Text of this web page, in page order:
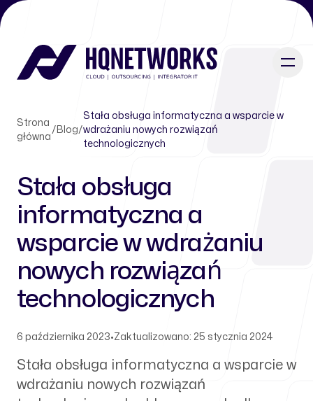
Strona
główna
/ Blog/
Stała obsługa informatyczna a wsparcie w
wdrażaniu nowych rozwiązań
technologicznych
Stała obsługa
informatyczna a
wsparcie w wdrażaniu
nowych rozwiązań
technologicznych
6 października 2023•Zaktualizowano: 25 stycznia 2024
Stała obsługa informatyczna a wsparcie w
wdrażaniu nowych rozwiązań